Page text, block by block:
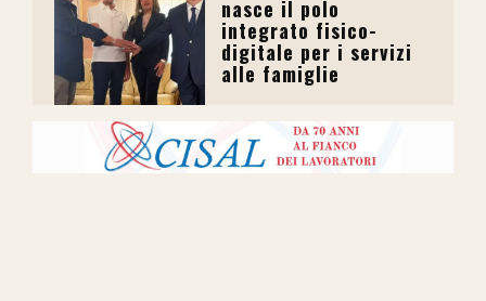
nasce il polo
integrato fisico-
digitale per i servizi
alle famiglie